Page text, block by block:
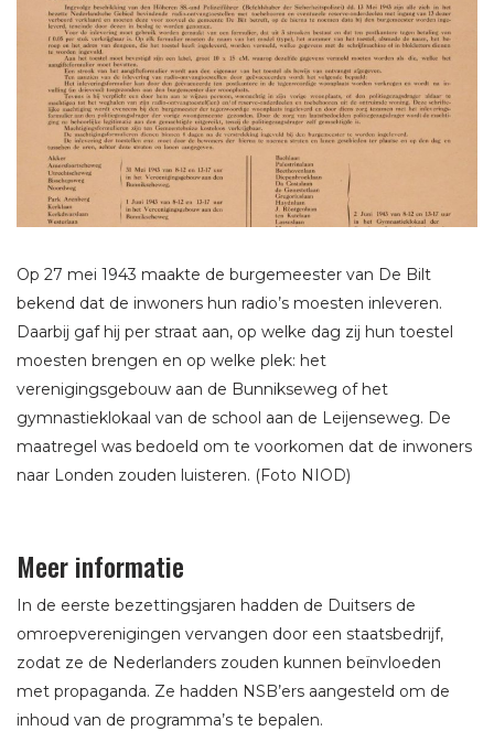
Op 27 mei 1943 maakte de burgemeester van De Bilt
bekend dat de inwoners hun radio’s moesten inleveren.
Daarbij gaf hij per straat aan, op welke dag zij hun toestel
moesten brengen en op welke plek: het
verenigingsgebouw aan de Bunnikseweg of het
gymnastieklokaal van de school aan de Leijenseweg. De
maatregel was bedoeld om te voorkomen dat de inwoners
naar Londen zouden luisteren. (Foto NIOD)
Meer informatie
In de eerste bezettingsjaren hadden de Duitsers de
omroepverenigingen vervangen door een staatsbedrijf,
zodat ze de Nederlanders zouden kunnen beïnvloeden
met propaganda. Ze hadden NSB’ers aangesteld om de
inhoud van de programma’s te bepalen.